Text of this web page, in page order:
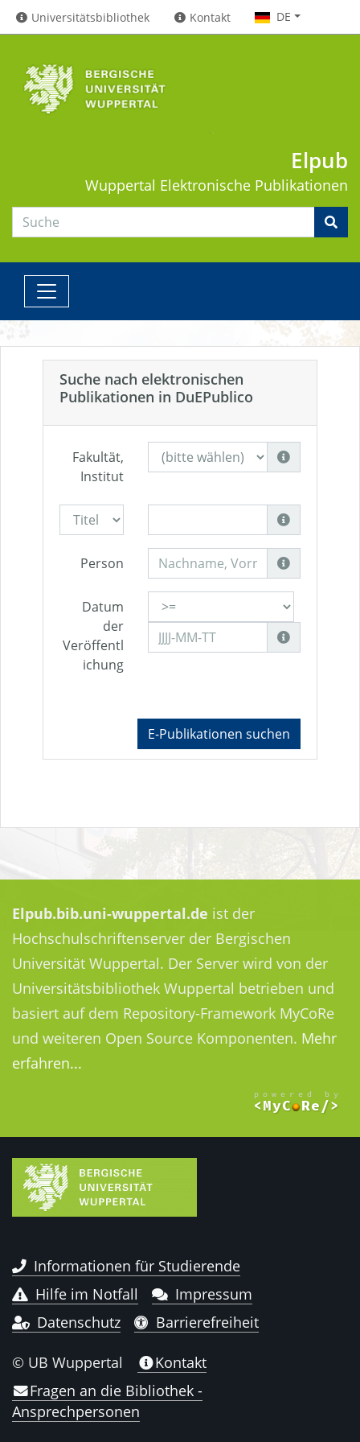
Universitätsbibliothek Kontakt DE
Elpub
Wuppertal Elektronische Publikationen
Suche nach elektronischen
Publikationen in DuEPublico
Fakultät,
Institut
Person
Datum
der
Veröffentl
ichung
E-Publikationen suchen
Elpub.bib.uni-wuppertal.de ist der
Hochschulschriftenserver der Bergischen
Universität Wuppertal. Der Server wird von der
Universitätsbibliothek Wuppertal betrieben und
basiert auf dem Repository-Framework MyCoRe
und weiteren Open Source Komponenten. Mehr
erfahren...
Informationen für Studierende
Hilfe im Notfall
Impressum
Datenschutz
Barrierefreiheit
© UB Wuppertal
Kontakt
Fragen an die Bibliothek -
Ansprechpersonen